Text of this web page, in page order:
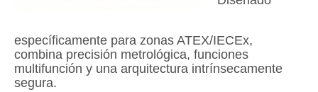
específicamente para zonas ATEX/IECEx,
combina precisión metrológica, funciones
multifunción y una arquitectura intrínsecamente
segura.